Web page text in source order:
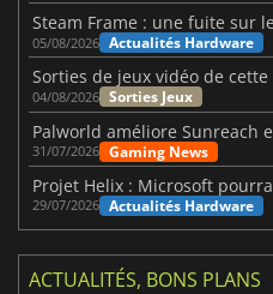
05/08/2026 Actualités Hardware
04/08/2026 Sorties Jeux
Palworld améliore Sunreach
31/07/2026 Gaming News
Projet Helix : Microsoft
29/07/2026 Actualités Hardware
ACTUALITÉS, BONS PLANS